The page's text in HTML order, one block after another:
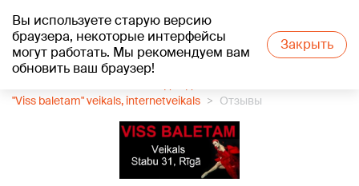
Вы используете старую версию
браузера, некоторые интерфейсы
могут работать. Мы рекомендуем вам
обновить ваш браузер!
Закрыть
+13°C
"Viss baletam" veikals, internetveikals
Отзывы